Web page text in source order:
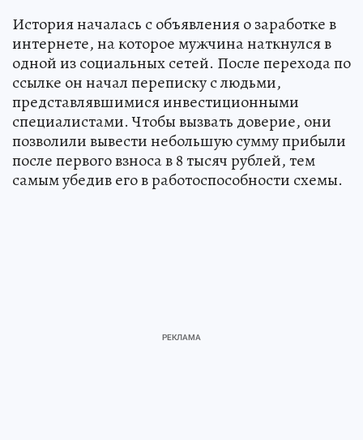
История началась с объявления о заработке в
интернете, на которое мужчина наткнулся в
одной из социальных сетей. После перехода по
ссылке он начал переписку с людьми,
представлявшимися инвестиционными
специалистами. Чтобы вызвать доверие, они
позволили вывести небольшую сумму прибыли
после первого взноса в 8 тысяч рублей, тем
самым убедив его в работоспособности схемы.